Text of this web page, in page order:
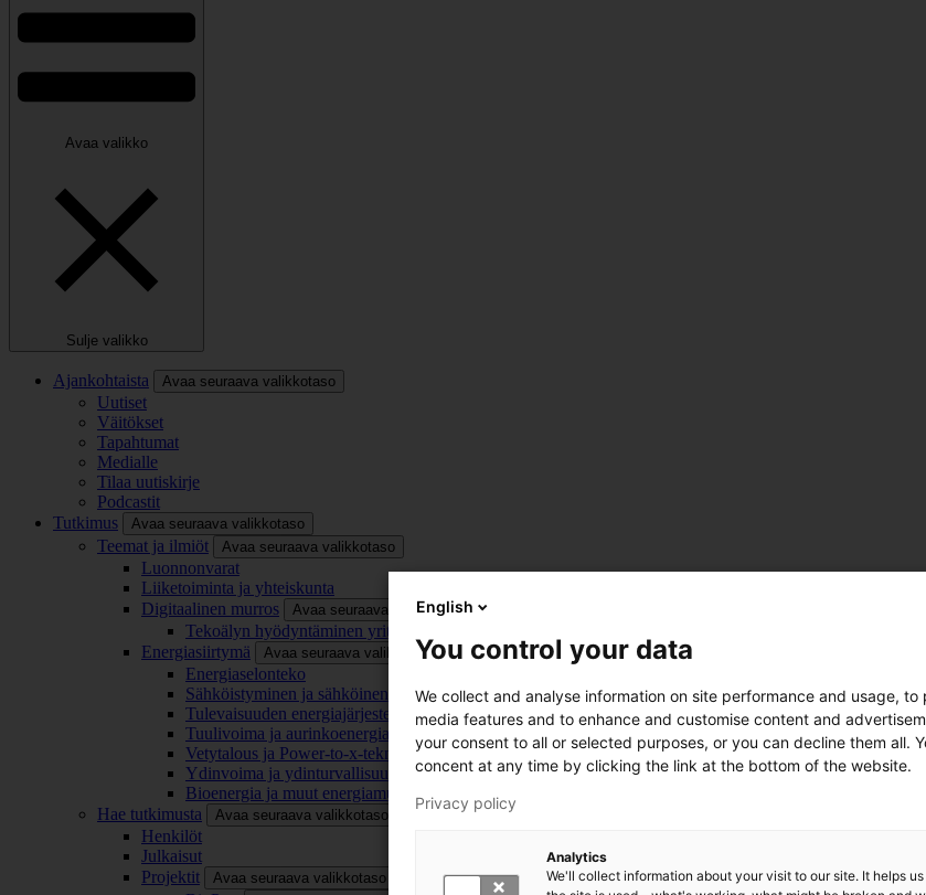
Avaa valikko
Sulje valikko
Ajankohtaista Avaa seuraava valikkotaso
Uutiset
Väitökset
Tapahtumat
Medialle
Tilaa uutiskirje
Podcastit
Tutkimus
Avaa seuraava valikkotaso
Teemat ja ilmiöt Avaa seuraava valikkotaso
Luonnonvarat
Liiketoiminta ja yhteiskunta
Digitaalinen murros
Avaa seuraava valikkotaso
Tekoälyn hyödyntäminen yrityksissä
Energiasiirtymä
Avaa seuraava valikkotaso
Energiaselonteko
Sähköistyminen ja sähköinen liikenne
Tulevaisuuden energiajärjestelmä
Tuulivoima ja aurinkoenergia
Vetytalous ja Power-to-x-teknologia
Ydinvoima ja ydinturvallisuus
Bioenergia ja muut energiamuodot
Hae tutkimusta
Avaa seuraava valikkotaso
Henkilöt
Julkaisut
Projektit
Avaa seuraava valikkotaso
English
You control your data
We collect and analyse information on site performance and usage, to
media features and to enhance and customise content and
your consent to all or selected purposes, or you can decline them all.
concent at any time by clicking the link at the bottom of the website.
Privacy policy
Analytics
We'll collect information about your visit to our site. It helps